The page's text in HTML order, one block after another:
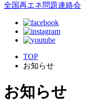
全国再エネ問題連絡会
TOP
お知らせ
お知らせ